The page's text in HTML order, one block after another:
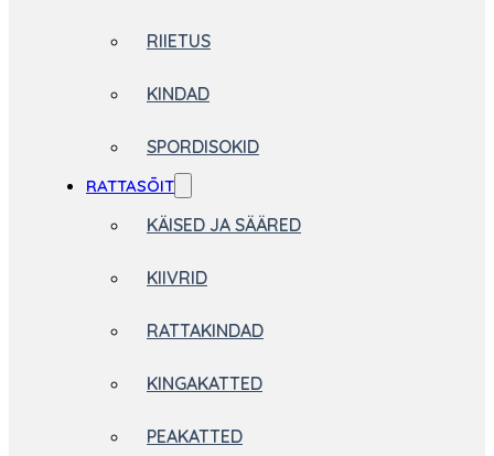
RIIETUS
KINDAD
SPORDISOKID
RATTASÕIT
KÄISED JA SÄÄRED
KIIVRID
RATTAKINDAD
KINGAKATTED
PEAKATTED